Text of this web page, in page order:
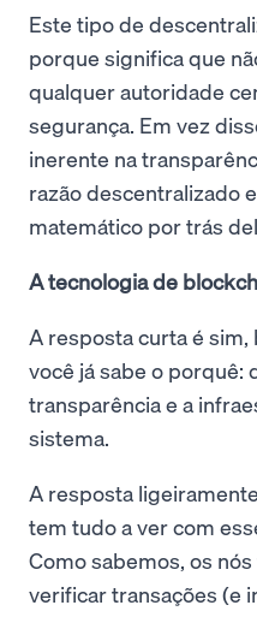
Este tipo de
porque significa que
qualquer autoridade
segurança. Em vez
inerente na
razão descentralizado
matemático por trás
A tecnologia de
A resposta curta é sim,
você já sabe o porquê:
transparência e a
sistema.
A resposta
tem tudo a ver com
Como sabemos, os
verificar transações (e